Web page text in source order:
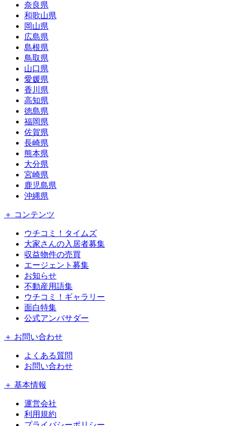
奈良県
和歌山県
岡山県
広島県
島根県
鳥取県
山口県
愛媛県
香川県
高知県
徳島県
福岡県
佐賀県
長崎県
熊本県
大分県
宮崎県
鹿児島県
沖縄県
＋ コンテンツ
ウチコミ！タイムズ
大家さんの入居者募集
収益物件の売買
エージェント募集
お知らせ
不動産用語集
ウチコミ！ギャラリー
面白特集
公式アンバサダー
＋ お問い合わせ
よくある質問
お問い合わせ
＋ 基本情報
運営会社
利用規約